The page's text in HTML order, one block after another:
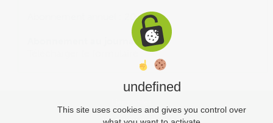
Abonnement annuel : 20 €
Abonnement au journal :
undefined
This site uses cookies and gives you control over